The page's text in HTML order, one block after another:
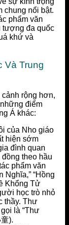
chung nổi bật.
phẩm văn
tượng đa quốc
khứ và
Và Trung
cảnh rộng hơn,
điểm
Á khác:
của Nho giáo
hiện sớm
đình quan
theo hầu
phẩm văn
Nghĩa,” “Hồng
Khổng Tử
học trò nhỏ
thầy. Thư
là “Thư
).